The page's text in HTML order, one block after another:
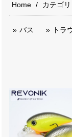
Home カテゴリ
バス トラ